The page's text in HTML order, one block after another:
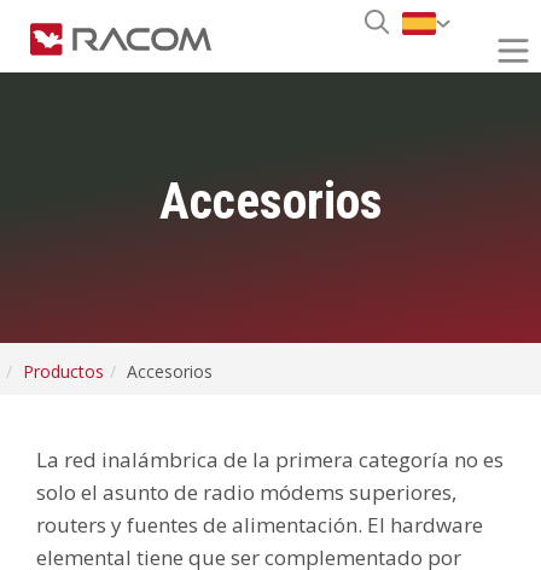
Accesorios
Productos Accesorios
La red inalámbrica de la primera categoría no es
solo el asunto de radio módems superiores,
routers y fuentes de alimentación. El hardware
elemental tiene que ser complementado por